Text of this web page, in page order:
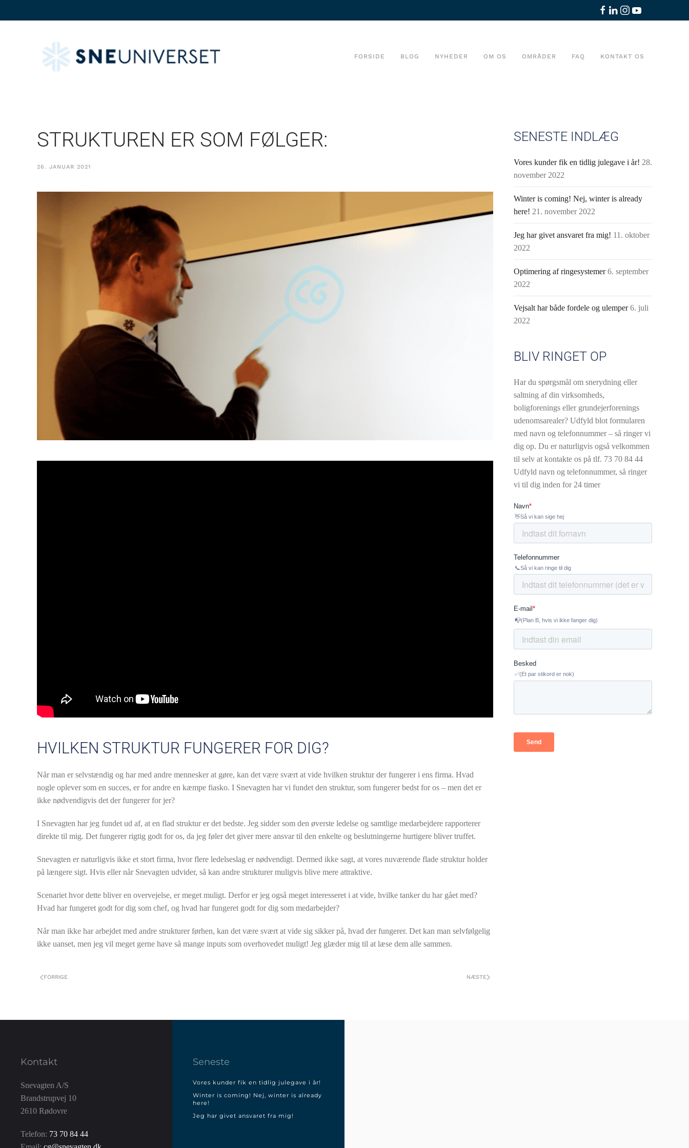
FORSIDE BLOG NYHEDER OM OS OMRÅDER FAQ KONTAKT OS
STRUKTUREN ER SOM FØLGER:
26. JANUAR 2021
HVILKEN STRUKTUR FUNGERER FOR DIG?
Når man er selvstændig og har med andre mennesker at gøre, kan det være svært at vide hvilken struktur der fungerer i ens firma. Hvad
nogle oplever som en succes, er for andre en kæmpe fiasko. I Snevagten har vi fundet den struktur, som fungerer bedst for os – men det er
ikke nødvendigvis det der fungerer for jer?
I Snevagten har jeg fundet ud af, at en flad struktur er det bedste. Jeg sidder som den øverste ledelse og samtlige medarbejdere rapporterer
direkte til mig. Det fungerer rigtig godt for os, da jeg føler det giver mere ansvar til den enkelte og beslutningerne hurtigere bliver truffet.
Snevagten er naturligvis ikke et stort firma, hvor flere ledelseslag er nødvendigt. Dermed ikke sagt, at vores nuværende flade struktur holder
på længere sigt. Hvis eller når Snevagten udvider, så kan andre strukturer muligvis blive mere attraktive.
Scenariet hvor dette bliver en overvejelse, er meget muligt. Derfor er jeg også meget interesseret i at vide, hvilke tanker du har gået med?
Hvad har fungeret godt for dig som chef, og hvad har fungeret godt for dig som medarbejder?
Når man ikke har arbejdet med andre strukturer førhen, kan det være svært at vide sig sikker på, hvad der fungerer. Det kan man selvfølgelig
ikke uanset, men jeg vil meget gerne have så mange inputs som overhovedet muligt! Jeg glæder mig til at læse dem alle sammen.
FORRIGE NÆSTE
SENESTE INDLÆG
Vores kunder fik en tidlig julegave i år! 28.
november 2022
Winter is coming! Nej, winter is already
here! 21. november 2022
Jeg har givet ansvaret fra mig! 11. oktober
2022
Optimering af ringesystemer 6. september
2022
Vejsalt har både fordele og ulemper 6. juli
2022
BLIV RINGET OP
Har du spørgsmål om snerydning eller
saltning af din virksomheds,
boligforenings eller grundejerforenings
udenomsarealer? Udfyld blot formularen
med navn og telefonnummer – så ringer vi
dig op. Du er naturligvis også velkommen
til selv at kontakte os på tlf. 73 70 84 44
Udfyld navn og telefonnummer, så ringer
vi til dig inden for 24 timer
Kontakt
Snevagten A/S
Brandstrupvej 10
2610 Rødovre
Telefon: 73 70 84 44
Seneste
Vores kunder fik en tidlig julegave i år!
Winter is coming! Nej, winter is already
here!
Jeg har givet ansvaret fra mig!